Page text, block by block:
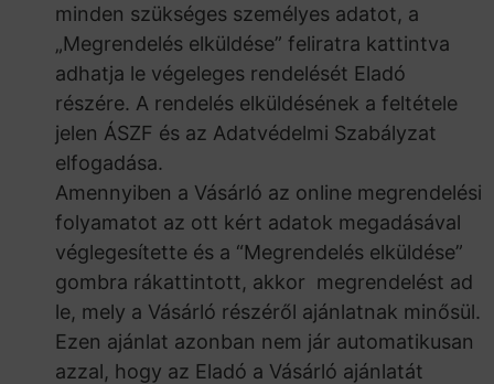
minden szükséges személyes adatot, a
„Megrendelés elküldése” feliratra kattintva
adhatja le végeleges rendelését Eladó
részére. A rendelés elküldésének a feltétele
jelen ÁSZF és az Adatvédelmi Szabályzat
elfogadása.
Amennyiben a Vásárló az online megrendelési
folyamatot az ott kért adatok megadásával
véglegesítette és a “Megrendelés elküldése”
gombra rákattintott, akkor megrendelést ad
le, mely a Vásárló részéről ajánlatnak minősül.
Ezen ajánlat azonban nem jár automatikusan
azzal, hogy az Eladó a Vásárló ajánlatát